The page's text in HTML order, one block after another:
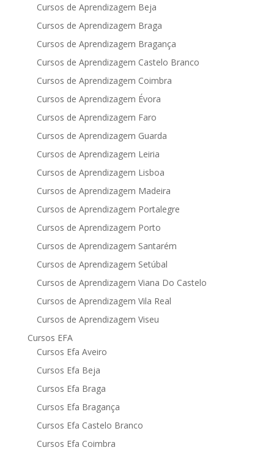
Cursos de Aprendizagem Beja
Cursos de Aprendizagem Braga
Cursos de Aprendizagem Bragança
Cursos de Aprendizagem Castelo Branco
Cursos de Aprendizagem Coimbra
Cursos de Aprendizagem Évora
Cursos de Aprendizagem Faro
Cursos de Aprendizagem Guarda
Cursos de Aprendizagem Leiria
Cursos de Aprendizagem Lisboa
Cursos de Aprendizagem Madeira
Cursos de Aprendizagem Portalegre
Cursos de Aprendizagem Porto
Cursos de Aprendizagem Santarém
Cursos de Aprendizagem Setúbal
Cursos de Aprendizagem Viana Do Castelo
Cursos de Aprendizagem Vila Real
Cursos de Aprendizagem Viseu
Cursos EFA
Cursos Efa Aveiro
Cursos Efa Beja
Cursos Efa Braga
Cursos Efa Bragança
Cursos Efa Castelo Branco
Cursos Efa Coimbra